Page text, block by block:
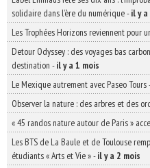
solidaire dans l’ère du numérique-il y a
Les Trophées Horizons reviennent pour
Detour Odyssey : des voyages bas
destination -il y a 1 mois
Le Mexique autrement avec Paseo Tours
Observer la nature : des arbres et des
« 45 randos nature autour de Paris »
Les BTS de La Baule et de Toulouse
étudiants « Arts et Vie »-il y a 2 mois